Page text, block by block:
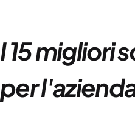
I 15 migliori
per